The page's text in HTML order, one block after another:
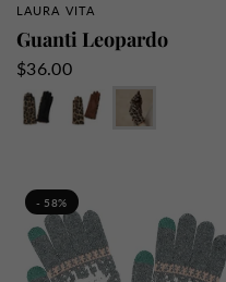
PANORAMICA RAPIDA
LAURA VITA
Guanti Leopardo
$36.00
Nero
MarroneTalpa
- 58%